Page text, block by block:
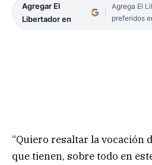
Agregar El
Libertador en
Agrega El
preferidos
“Quiero resaltar la vocación
que tienen, sobre todo en